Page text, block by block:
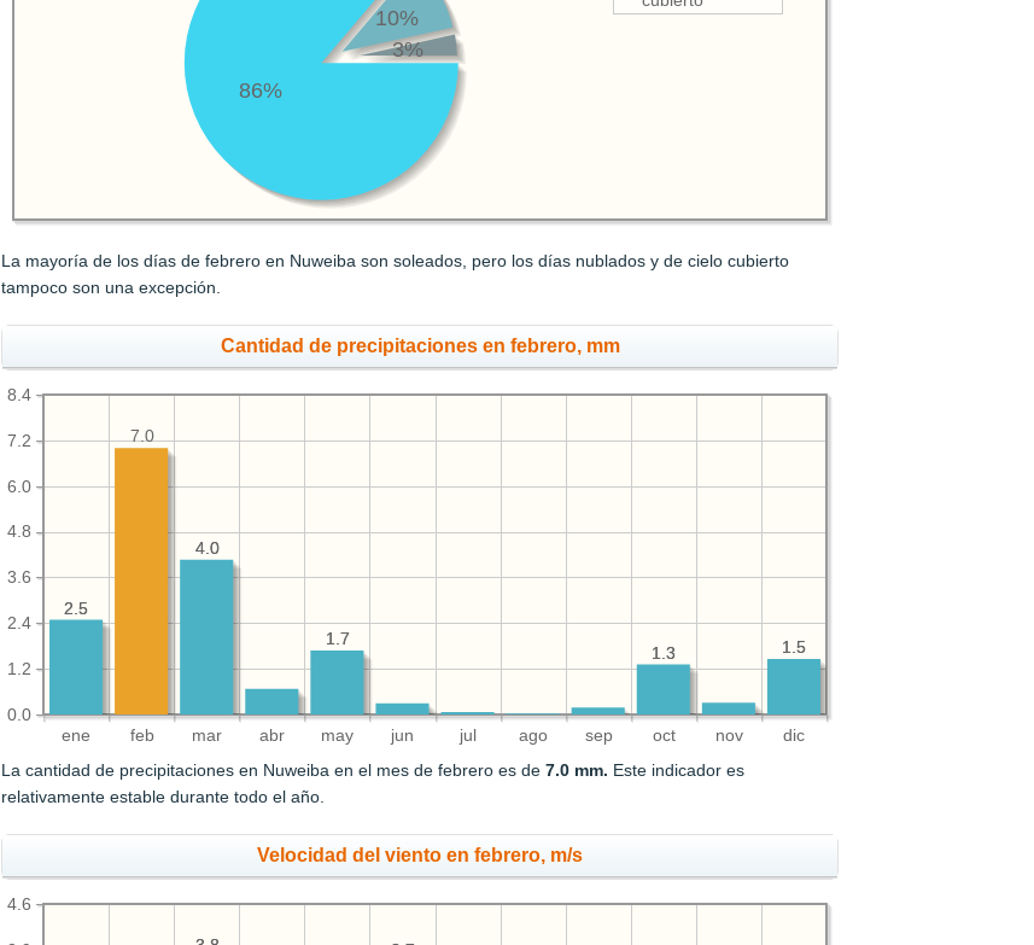
86%
10%
3%
La mayoría de los días de febrero en Nuweiba son soleados, pero los días nublados y de cielo cubierto
tampoco son una excepción.
Cantidad de precipitaciones en febrero, mm
ene feb mar abr may jun jul ago sep oct nov dic
0.0
1.2
2.4
3.6
4.8
6.0
7.2
8.4
1.5
1.3
1.7
4.0
2.5
1.5
1.3
1.7
4.0
7.0
2.5
La cantidad de precipitaciones en Nuweiba en el mes de febrero es de7.0 mm. Este indicador es
relativamente estable durante todo el año.
Velocidad del viento en febrero, m/s
4.6